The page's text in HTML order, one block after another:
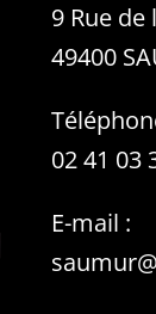
9 Rue
49400
02 41 03
E-mail :